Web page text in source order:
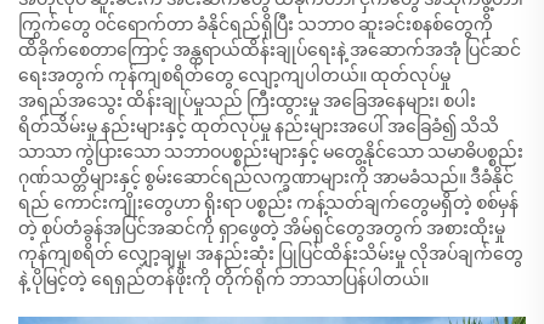
ကြွက်တွေ ဝင်ရောက်တာ ခံနိုင်ရည်ရှိပြီး သဘာဝ ဆူးခင်းစနစ်တွေကို
ထိခိုက်စေတာကြောင့် အန္တရာယ်ထိန်းချုပ်ရေးနဲ့ အဆောက်အအုံ ပြင်ဆင်
ရေးအတွက် ကုန်ကျစရိတ်တွေ လျော့ကျပါတယ်။ ထုတ်လုပ်မှု
အရည်အသွေး ထိန်းချုပ်မှုသည် ကြီးထွားမှု အခြေအနေများ၊ စပါး
ရိတ်သိမ်းမှု နည်းများနှင့် ထုတ်လုပ်မှု နည်းများအပေါ် အခြေခံ၍ သိသိ
သာသာ ကွဲပြားသော သဘာဝပစ္စည်းများနှင့် မတွေ့နိုင်သော သမာဓိပစ္စည်း
ဂုဏ်သတ္တိများနှင့် စွမ်းဆောင်ရည်လက္ခဏာများကို အာမခံသည်။ ဒီခံနိုင်
ရည် ကောင်းကျိုးတွေဟာ ရိုးရာ ပစ္စည်း ကန့်သတ်ချက်တွေမရှိတဲ့ စစ်မှန်
တဲ့ စုပ်တံခွန်အပြင်အဆင်ကို ရှာဖွေတဲ့ အိမ်ရှင်တွေအတွက် အစားထိုးမှု
ကုန်ကျစရိတ် လျှော့ချမှု၊ အနည်းဆုံး ပြုပြင်ထိန်းသိမ်းမှု လိုအပ်ချက်တွေ
နဲ့ ပိုမြင့်တဲ့ ရေရှည်တန်ဖိုးကို တိုက်ရိုက် ဘာသာပြန်ပါတယ်။